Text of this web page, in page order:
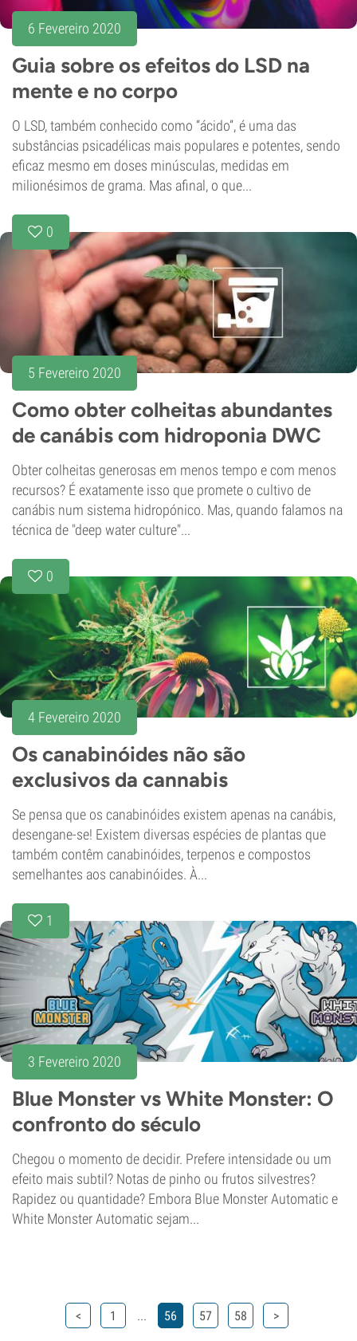
6 Fevereiro 2020
Guia sobre os efeitos do LSD na
mente e no corpo
O LSD, também conhecido como “ácido”, é uma das
substâncias psicadélicas mais populares e potentes, sendo
eficaz mesmo em doses minúsculas, medidas em
milionésimos de grama. Mas afinal, o que...
0
5 Fevereiro 2020
Como obter colheitas abundantes
de canábis com hidroponia DWC
Obter colheitas generosas em menos tempo e com menos
recursos? É exatamente isso que promete o cultivo de
canábis num sistema hidropónico. Mas, quando falamos na
técnica de "deep water culture"...
0
4 Fevereiro 2020
Os canabinóides não são
exclusivos da cannabis
Se pensa que os canabinóides existem apenas na canábis,
desengane-se! Existem diversas espécies de plantas que
também contêm canabinóides, terpenos e compostos
semelhantes aos canabinóides. À...
1
3 Fevereiro 2020
Blue Monster vs White Monster: O
confronto do século
Chegou o momento de decidir. Prefere intensidade ou um
efeito mais subtil? Notas de pinho ou frutos silvestres?
Rapidez ou quantidade? Embora Blue Monster Automatic e
White Monster Automatic sejam...
< 1 ... 56 57 58 >